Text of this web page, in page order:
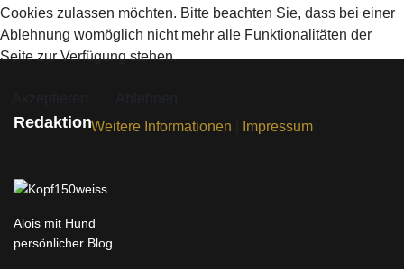
Redaktion
Alois mit Hund
persönlicher Blog
Cookies zulassen möchten. Bitte beachten Sie, dass bei einer
Ablehnung womöglich nicht mehr alle Funktionalitäten der
Seite zur Verfügung stehen.
Weitere Informationen
Impressum